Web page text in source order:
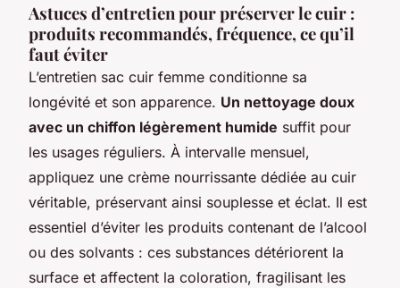
Astuces d’entretien pour préserver le cuir :
produits recommandés, fréquence, ce qu’il
faut éviter
L’entretien sac cuir femme conditionne sa
longévité et son apparence. Un nettoyage doux
avec un chiffon légèrement humide suffit pour
les usages réguliers. À intervalle mensuel,
appliquez une crème nourrissante dédiée au cuir
véritable, préservant ainsi souplesse et éclat. Il est
essentiel d’éviter les produits contenant de l’alcool
ou des solvants : ces substances détériorent la
surface et affectent la coloration, fragilisant les